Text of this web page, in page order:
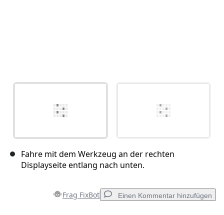
Fahre mit dem Werkzeug an der rechten
Displayseite entlang nach unten.
Frag FixBot Einen Kommentar hinzufügen